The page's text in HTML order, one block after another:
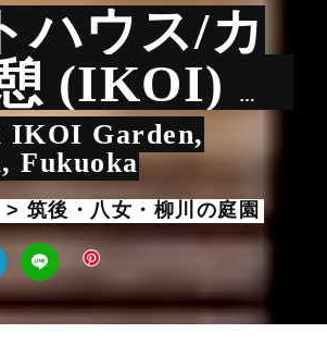
ハウス/カ
(IKOI) 庭
IKOI Garden,
Fukuoka
筑後・八女・柳川の庭園